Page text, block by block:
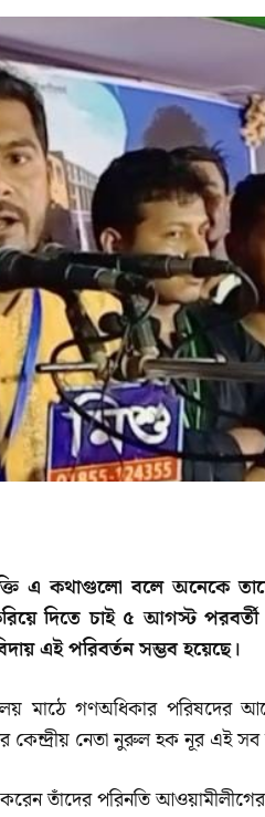
এ কথাগুলো বলে অনেকে
দিতে চাই ৫ আগস্ট পরবর্তী
এই পরিবর্তন সম্ভব হয়েছে।
মাঠে গণঅধিকার পরিষদের
কেন্দ্রীয় নেতা নুরুল হক নূর এই সব
তাঁদের পরিনতি